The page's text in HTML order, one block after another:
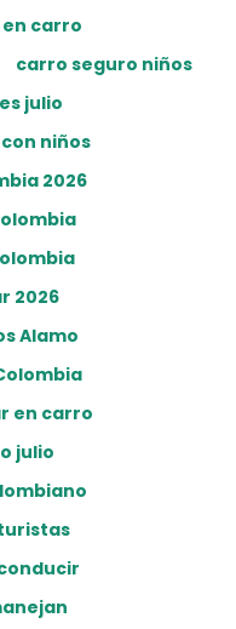
carro
carro seguro niños
julio
niños
2026
2026
Alamo
en carro
julio